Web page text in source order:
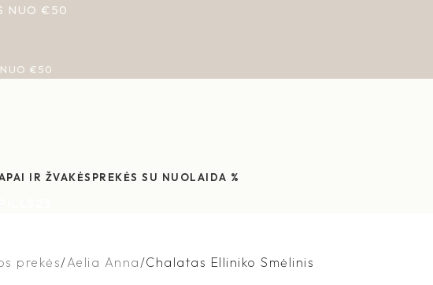
NUO €50
NUO €50
IR ŽVAKĖS PREKĖS SU NUOLAIDA %
prekės Aelia Anna Chalatas Elliniko Smėlinis